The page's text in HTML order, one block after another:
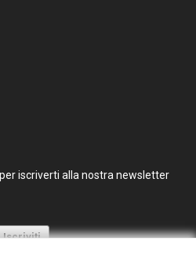
iscriverti alla nostra newsletter